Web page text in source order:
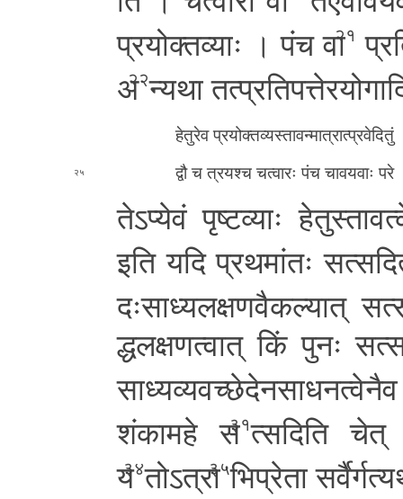
प्र­यो­क्त­व्याः । पंच वा२१
अ२२न्यथा
हे­तु­रे­व
२५ द्वौ च त्रयश्च चत्वारः पंच चा­व­य­वाः परे
ते­ऽ­प्ये­वं पृष्टव्याः
इति यदि प्र­थ­मां­तः
दः­सा­ध्य­ल­क्ष­ण­वै­क­ल्या­त्
द्ध­ल­क्ष­ण­त्वा­त् किंपुनः
शं­का­म­हे स३१त्सदिति
य
३४तोऽत्रा३५भिप्रेता